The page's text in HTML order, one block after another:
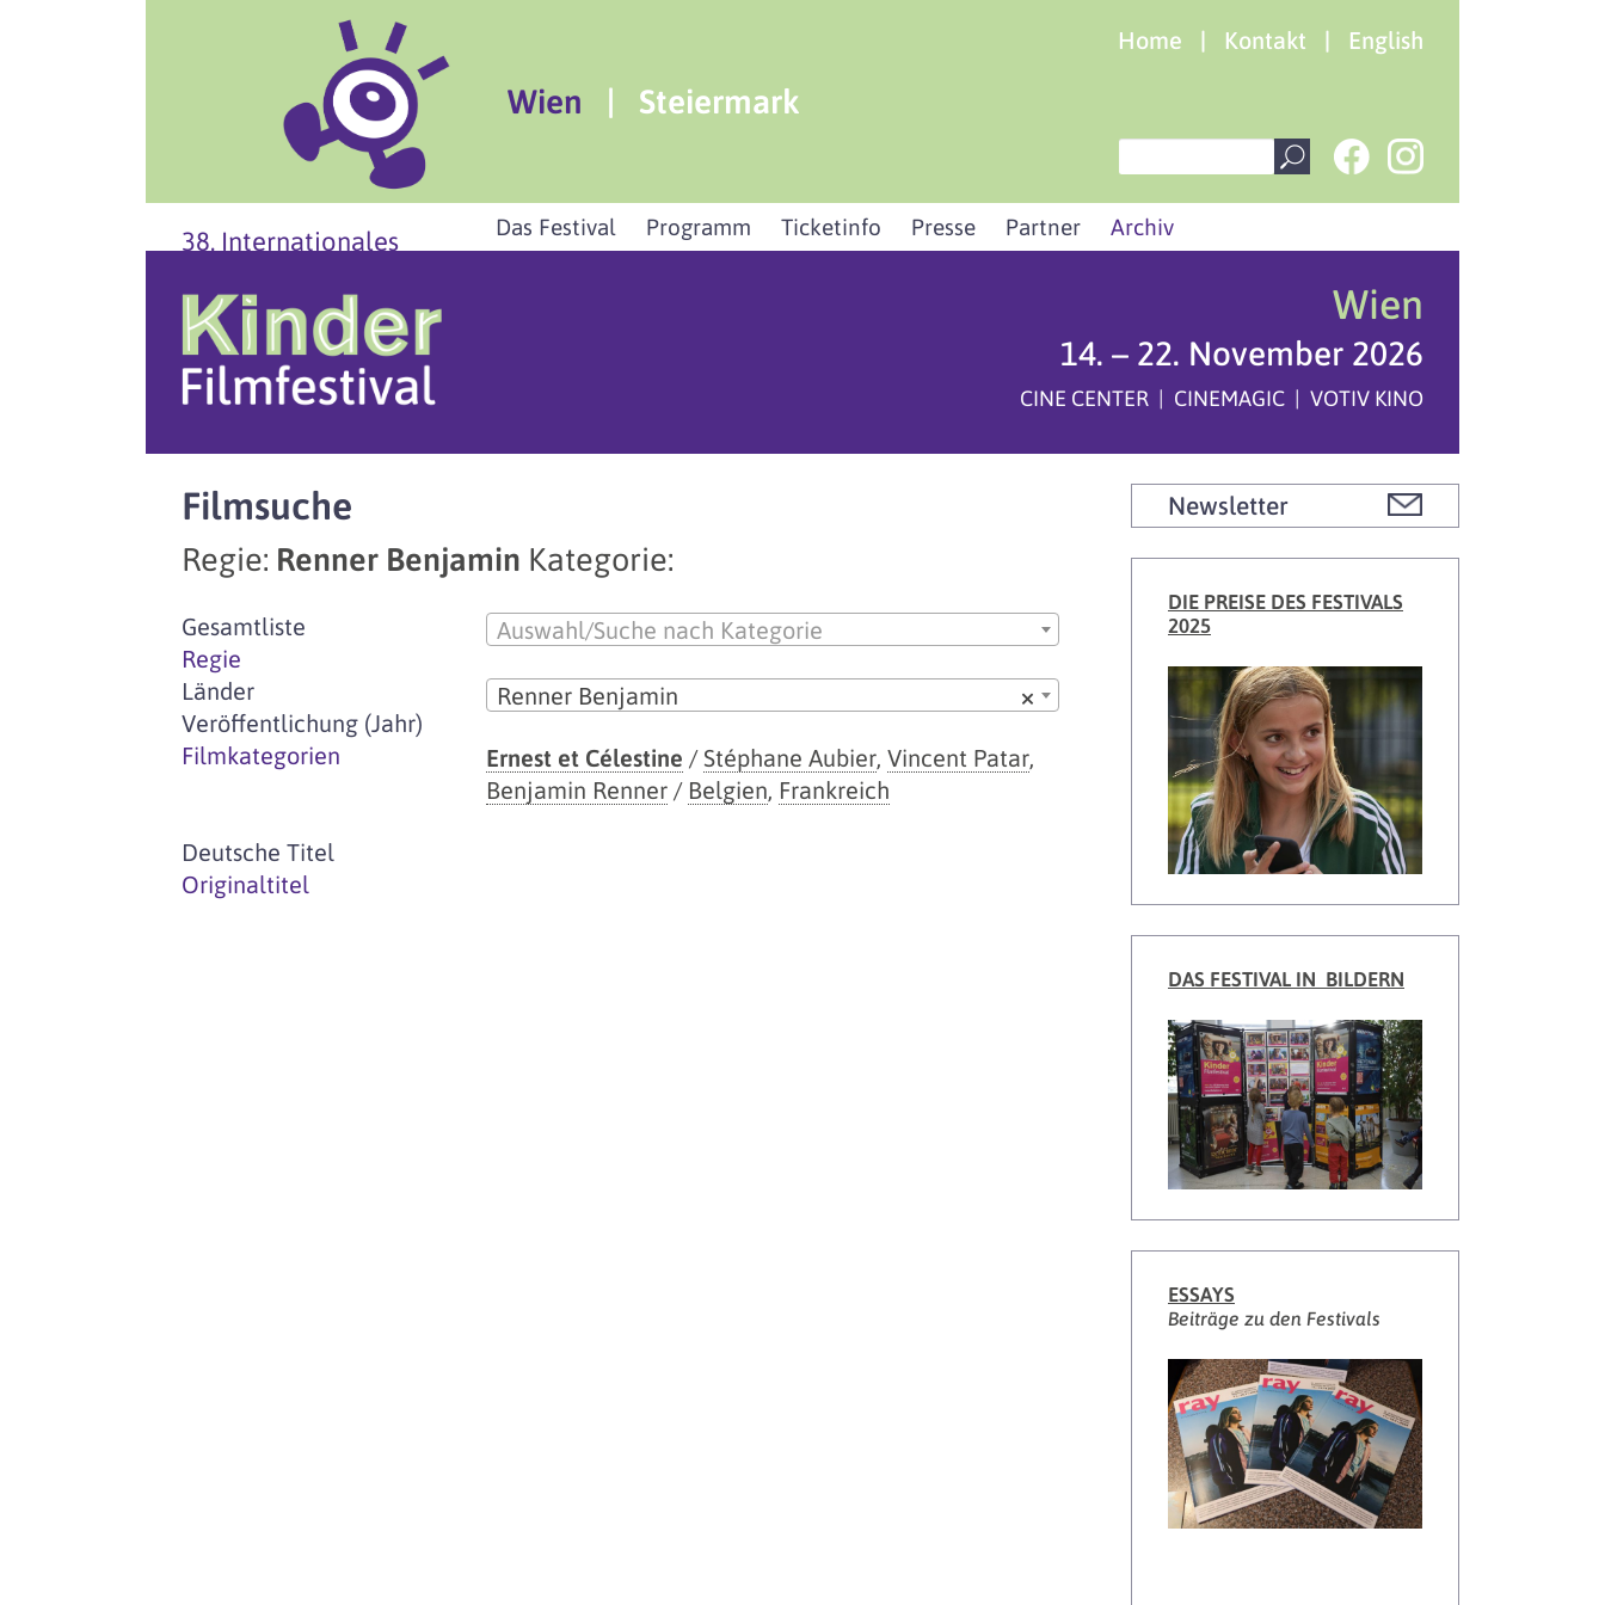
Home | Kontakt | English
Wien | Steiermark
38. Internationales Das Festival Programm Ticketinfo Presse Partner Archiv
Wien
14. – 22. November 2026
CINE CENTER | CINEMAGIC | VOTIV KINO
Filmsuche
Regie: Renner Benjamin Kategorie:
Gesamtliste
Regie
Länder
Veröffentlichung (Jahr)
Filmkategorien
Deutsche Titel
Originaltitel
Auswahl/Suche nach Kategorie
×
Renner Benjamin
Ernest et Célestine / Stéphane Aubier Vincent Patar
Benjamin Renner / Belgien Frankreich
Newsletter
DIE PREISE DES FESTIVALS
2025
DAS FESTIVAL IN BILDERN
ESSAYS
Beiträge zu den Festivals